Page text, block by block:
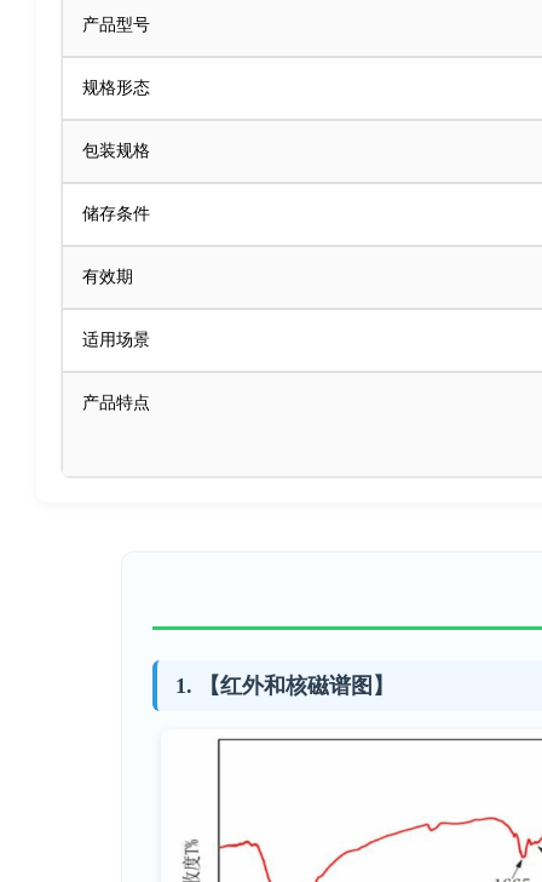
产品型号
规格形态
包装规格
储存条件
有效期
适用场景
产品特点
【红外和核磁谱图】